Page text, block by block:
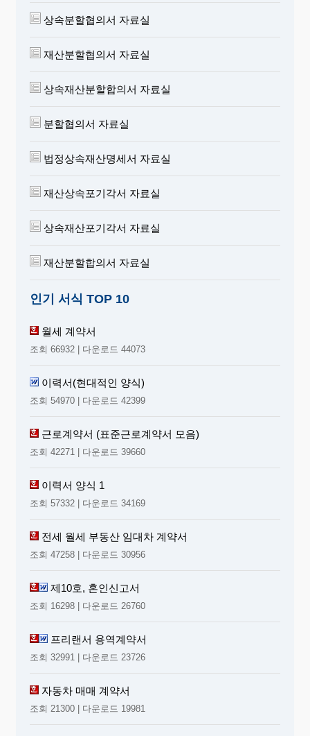
상속분할협의서 자료실
재산분할협의서 자료실
상속재산분할합의서 자료실
분할협의서 자료실
법정상속재산명세서 자료실
재산상속포기각서 자료실
상속재산포기각서 자료실
재산분할합의서 자료실
인기 서식 TOP 10
월세 계약서
조회 66932 | 다운로드 44073
이력서(현대적인 양식)
조회 54970 | 다운로드 42399
근로계약서 (표준근로계약서 모음)
조회 42271 | 다운로드 39660
이력서 양식 1
조회 57332 | 다운로드 34169
전세 월세 부동산 임대차 계약서
조회 47258 | 다운로드 30956
제10호, 혼인신고서
조회 16298 | 다운로드 26760
프리랜서 용역계약서
조회 32991 | 다운로드 23726
자동차 매매 계약서
조회 21300 | 다운로드 19981